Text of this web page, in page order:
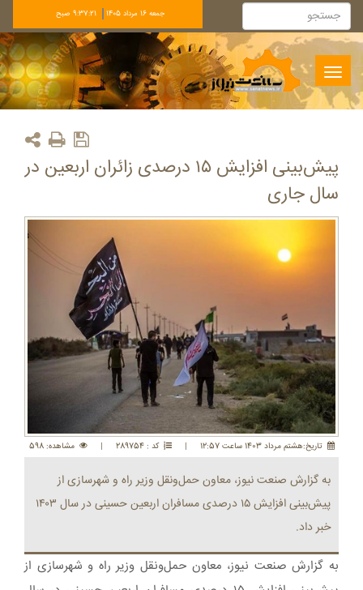
جمعه 16 مرداد 1405 9:37:21 صبح
Toggle
navigation
پیش‌بینی افزایش ۱۵ درصدی زائران اربعین در
سال جاری
تاريخ:هشتم مرداد 1403 ساعت 12:57 | کد : 289754 | مشاهده: 598
به گزارش صنعت نیوز، معاون حمل‌ونقل وزیر راه و شهرسازی از
پیش‌بینی افزایش ۱۵ درصدی مسافران اربعین حسینی در سال ۱۴۰۳
خبر داد.
به گزارش صنعت نیوز، معاون حمل‌ونقل وزیر راه و شهرسازی از